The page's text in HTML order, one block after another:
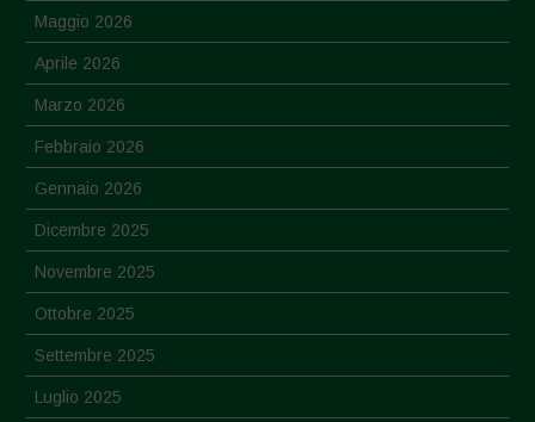
Maggio 2026
Aprile 2026
Marzo 2026
Febbraio 2026
Gennaio 2026
Dicembre 2025
Novembre 2025
Ottobre 2025
Settembre 2025
Luglio 2025